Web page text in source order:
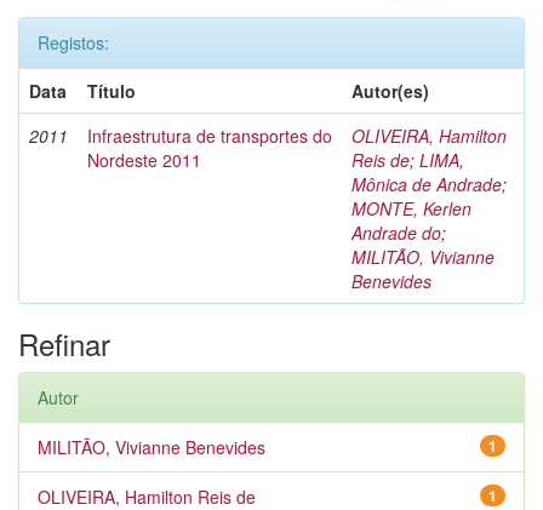
Registos:
Data
Título
Autor(es)
2011
Infraestrutura de transportes do
Nordeste 2011
OLIVEIRA, Hamilton
Reis de; LIMA,
Mônica de Andrade;
MONTE, Kerlen
Andrade do;
MILITÃO, Vivianne
Benevides
Refinar
Autor
1
MILITÃO, Vivianne Benevides
1
OLIVEIRA, Hamilton Reis de